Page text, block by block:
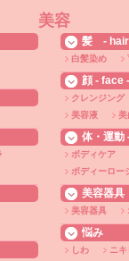
美容
髪 -
白髪染め
顔 - face -
クレンジング
美容液
美
体・運動
ボディケア
ボディーロー
美容器具
美容器具
悩み
しわ ニ